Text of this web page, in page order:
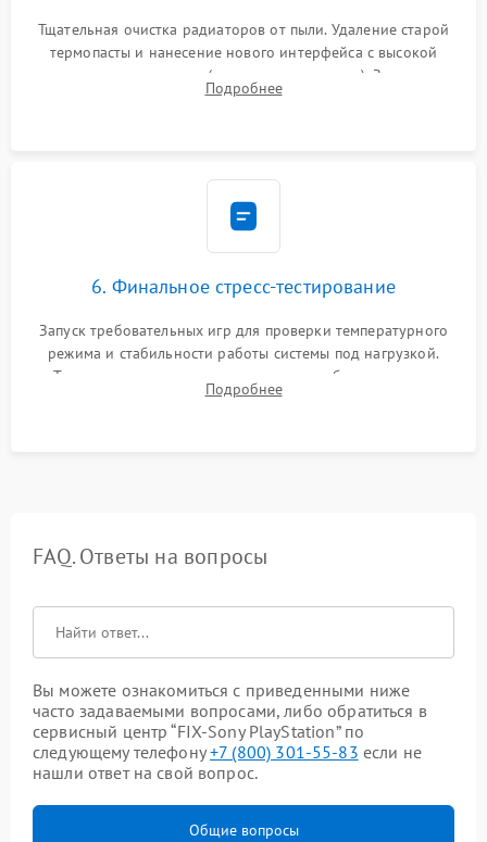
Тщательная очистка радиаторов от пыли. Удаление старой
термопасты и нанесение нового интерфейса с высокой
теплопроводностью (или жидкого металла). Замена
термопрокладок. Аккуратная сборка консоли и подключение
Подробнее
6. Финальное стресс-тестирование
Запуск требовательных игр для проверки температурного
режима и стабильности работы системы под нагрузкой.
Тестирование привода, синхронизации беспроводных
геймпадов, выхода в сеть и выдачи изображения без
Подробнее
FAQ. Ответы на вопросы
Вы можете ознакомиться с приведенными ниже
часто задаваемыми вопросами, либо обратиться в
сервисный центр “FIX-Sony PlayStation” по
следующему телефону+7 (800) 301-55-83 если не
нашли ответ на свой вопрос.
Общие вопросы